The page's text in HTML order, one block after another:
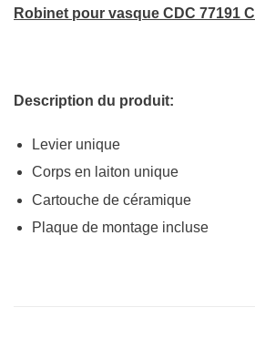
Robinet pour vasque CDC 77191
Description du produit:
Levier unique
Corps en laiton unique
Cartouche de céramique
Plaque de montage incluse